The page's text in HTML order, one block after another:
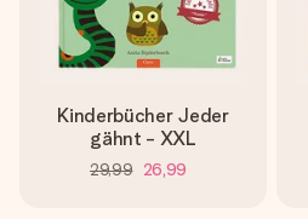
Kinderbücher Jeder
gähnt - XXL
29,99 26,99